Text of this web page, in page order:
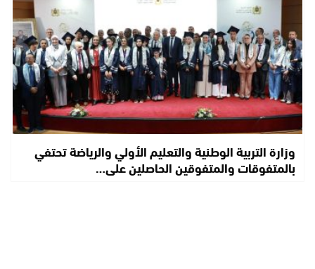
وزارة التربية الوطنية والتعليم الأولي والرياضة تحتفي
بالمتفوقات والمتفوقين الحاصلين على…